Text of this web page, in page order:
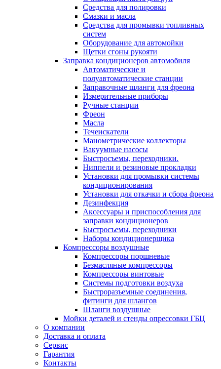
Средства для полировки
Смазки и масла
Средства для промывки топливных
систем
Оборудование для автомойки
Щетки сгоны рукояти
Заправка кондиционеров автомобиля
Автоматические и
полуавтоматические станции
Заправочные шланги для фреона
Измерительные приборы
Ручные станции
Фреон
Масла
Течеискатели
Манометрические коллекторы
Вакуумные насосы
Быстросъемы, переходники.
Ниппели и резиновые прокладки
Установки для промывки системы
кондиционирования
Установки для откачки и сбора фреона
Дезинфекция
Аксессуары и приспособления для
заправки кондиционеров
Быстросъемы, переходники
Наборы кондиционерщика
Компрессоры воздушные
Компрессоры поршневые
Безмасляные компрессоры
Компрессоры винтовые
Системы подготовки воздуха
Быстроразъемные соединения,
фитинги для шлангов
Шланги воздушные
Мойки деталей и стенды опрессовки ГБЦ
О компании
Доставка и оплата
Сервис
Гарантия
Контакты